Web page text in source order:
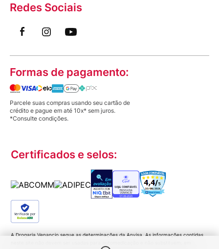
Redes Sociais
Formas de pagamento:
Parcele suas compras usando seu cartão de
crédito e pague em até 10x* sem juros.
*Consulte condições.
Certificados e selos:
Verificada por
A Drogaria Venancio segue as determinações da Anvisa. As informações contidas